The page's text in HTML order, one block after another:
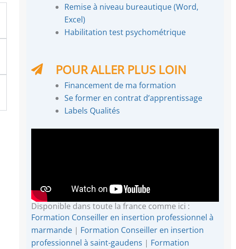
Remise à niveau bureautique (Word,
Excel)
Habilitation test psychométrique
POUR ALLER PLUS LOIN
Financement de ma formation
Se former en contrat d’apprentissage
Labels Qualités
Disponible dans toute la france comme ici :
Formation Conseiller en insertion professionnel à
marmande | Formation Conseiller en insertion
professionnel à saint-gaudens | Formation